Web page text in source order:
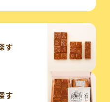
す
す